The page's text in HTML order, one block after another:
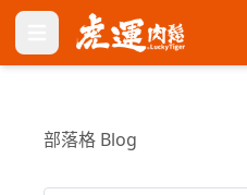
部落格 Blog